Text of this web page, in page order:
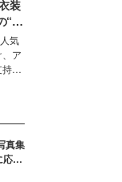
美
ー
ご
の
装
“可
ン
＞
気
ア
を
の
出す
に勇
真集
応じ